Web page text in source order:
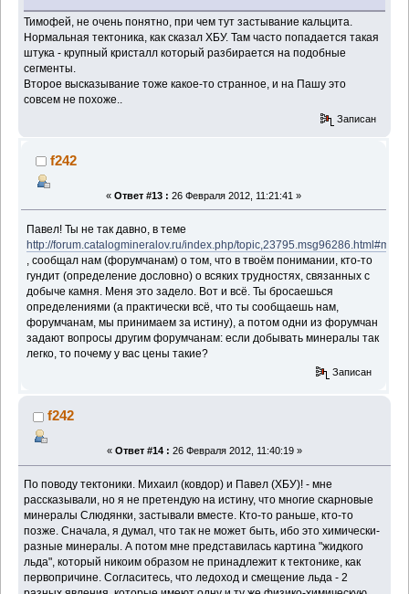
Тимофей, не очень понятно, при чем тут застывание кальцита.
Нормальная тектоника, как сказал ХБУ. Там часто попадается такая
штука - крупный кристалл который разбирается на подобные
сегменты.
Второе высказывание тоже какое-то странное, и на Пашу это
совсем не похоже..
Записан
f242
« Ответ #13 : 26 Февраля 2012, 11:21:41 »
Павел! Ты не так давно, в теме
http://forum.catalogmineralov.ru/index.php/
, сообщал нам (форумчанам) о том, что в твоём понимании, кто-то
гундит (определение дословно) о всяких трудностях, связанных с
добыче камня. Меня это задело. Вот и всё. Ты бросаешься
определениями (а практически всё, что ты сообщаешь нам,
форумчанам, мы принимаем за истину), а потом одни из форумчан
задают вопросы другим форумчанам: если добывать минералы так
легко, то почему у вас цены такие?
Записан
f242
« Ответ #14 : 26 Февраля 2012, 11:40:19 »
По поводу тектоники. Михаил (ковдор) и Павел (ХБУ)! - мне
рассказывали, но я не претендую на истину, что многие скарновые
минералы Слюдянки, застывали вместе. Кто-то раньше, кто-то
позже. Сначала, я думал, что так не может быть, ибо это химически-
разные минералы. А потом мне представилась картина "жидкого
льда", который никоим образом не принадлежит к тектонике, как
первопричине. Согласитесь, что ледоход и смещение льда - 2